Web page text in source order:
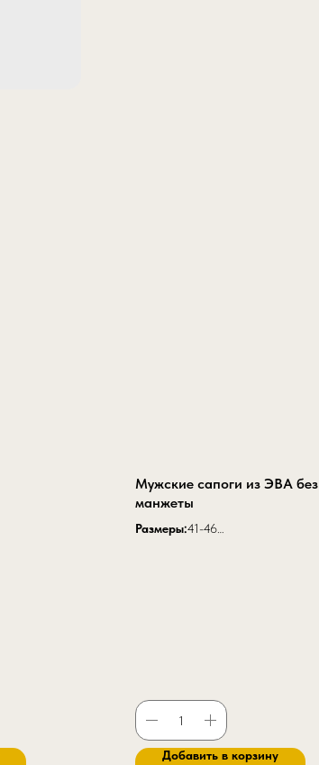
Мужские сапоги из ЭВА без
манжеты
Размеры:41-46
Добавить в корзину